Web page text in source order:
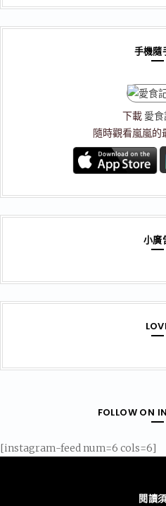
類
手機隨
下載 愛
隨時觀看嵐嵐的
小廣
FOLLOW ON
[instagram-feed num=6 cols=6]
閱讀